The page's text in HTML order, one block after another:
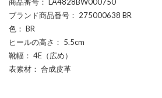
ブランド商品番号 ： 275000638 BR
色 ： BR
ヒールの高さ ： 5.5cm
靴幅 ： 4E（広め）
表素材 ： 合成皮革